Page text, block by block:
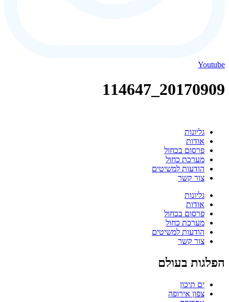
Youtube
20170909_114647
גליונות
אודות
פרסום בכחול
מערכת כחול
הודעות למשיטים
צור קשר
גליונות
אודות
פרסום בכחול
מערכת כחול
הודעות למשיטים
צור קשר
הפלגות בעולם
ים תיכון
צפון אירופה